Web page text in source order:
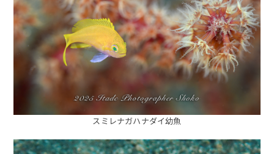
スミレナガハナダイ幼魚